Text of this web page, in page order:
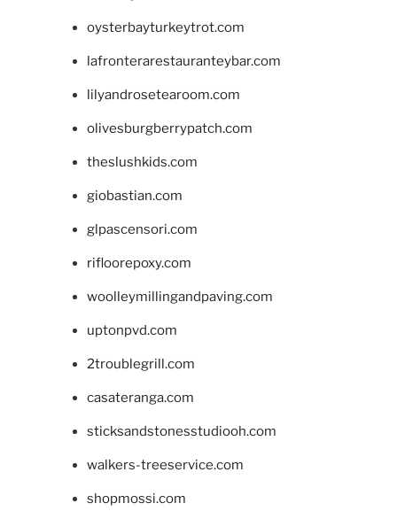
oysterbayturkeytrot.com
lafronterarestauranteybar.com
lilyandrosetearoom.com
olivesburgberrypatch.com
theslushkids.com
giobastian.com
glpascensori.com
rifloorepoxy.com
woolleymillingandpaving.com
uptonpvd.com
2troublegrill.com
casateranga.com
sticksandstonesstudiooh.com
walkers-treeservice.com
shopmossi.com